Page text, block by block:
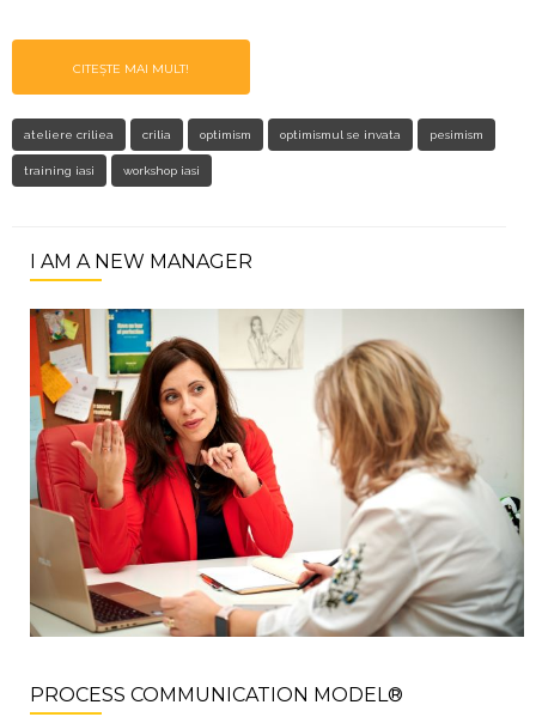
CITEȘTE MAI MULT!
ateliere criliea crilia optimism optimismul se invata pesimism
training iasi workshop iasi
I AM A NEW MANAGER
PROCESS COMMUNICATION MODEL®